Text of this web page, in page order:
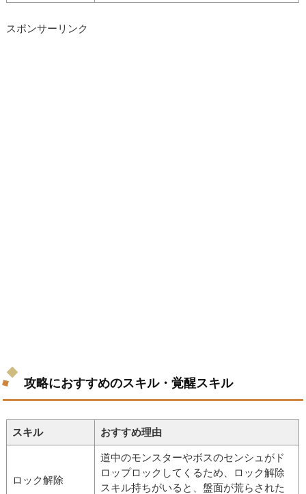
スポンサーリンク
攻略におすすめのスキル・覚醒スキル
スキル おすすめ理由
ロック解除
道中のモンスターやボスのセンシュがド
ロップロックしてくるため、ロック解除
スキル持ちがいると、盤面が荒らされた